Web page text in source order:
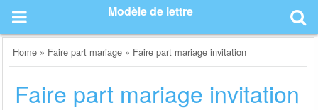
content
Modèle de lettre
Home » Faire part mariage » Faire part mariage invitation
Faire part mariage invitation